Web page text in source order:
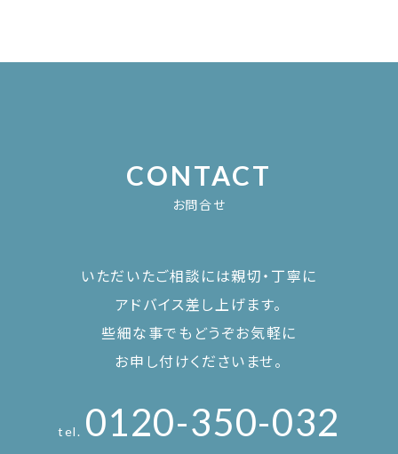
CONTACT
お問合せ
いただいたご相談には親切・丁寧に
アドバイス差し上げます。
些細な事でもどうぞお気軽に
お申し付けくださいませ。
tel. 0120-350-032